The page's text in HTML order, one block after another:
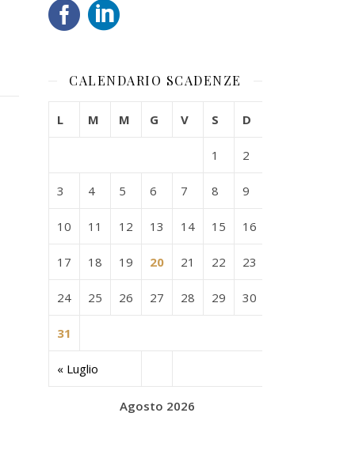
CALENDARIO SCADENZE
Agosto 2026
L M M G V S D
« Luglio
1 2
3 4 5 6 7 8 9
10 11 12 13 14 15 16
17 18 19 20 21 22 23
24 25 26 27 28 29 30
31